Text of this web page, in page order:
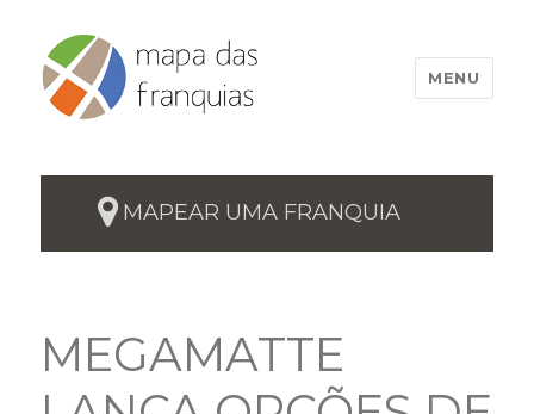
MENU
MAPEAR UMA FRANQUIA
MEGAMATTE